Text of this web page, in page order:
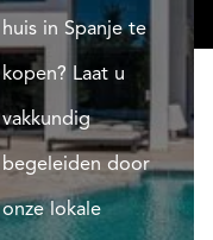
huis in Spanje te
kopen? Laat u
vakkundig
begeleiden door
onze lokale